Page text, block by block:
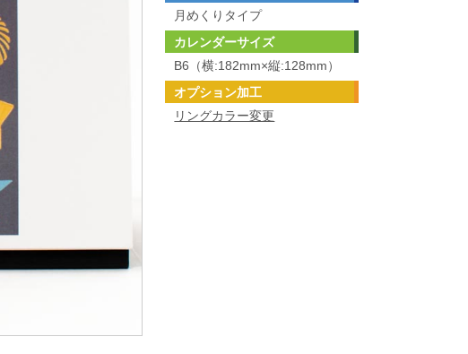
月めくりタイプ
カレンダーサイズ
B6（横:182mm×縦:128mm）
オプション加工
リングカラー変更